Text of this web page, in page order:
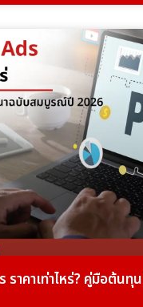
ราคาเท่าไหร่? คู่มือต้น